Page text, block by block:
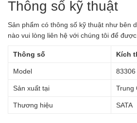
Thông số kỹ thuật
Sản phẩm có thông số kỹ thuật như bên
nào vui lòng liên hệ với chúng tôi để
Thông số Kích
Model 83306
Sản xuất tại Trung
Thương hiệu SATA